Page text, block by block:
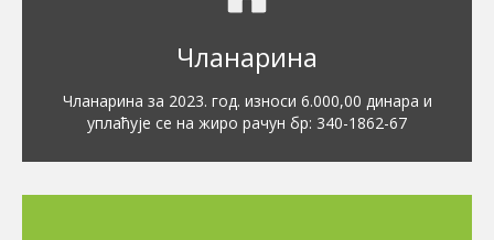
Чланарина
Чланарина за 2023. год. износи 6.000,00 динара и
уплаћује се на жиро рачун бр: 340-1862-67